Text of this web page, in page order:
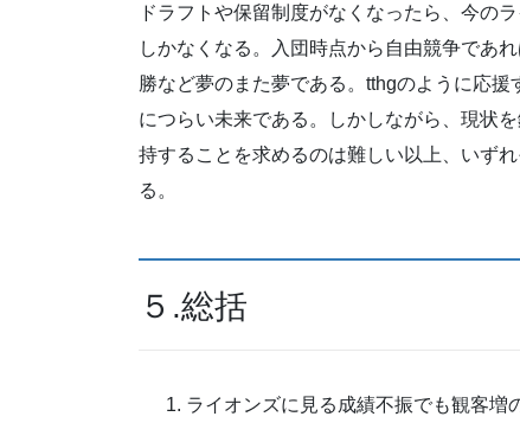
ドラフトや保留制度がなくなったら、今の
しかなくなる。入団時点から自由競争であ
勝など夢のまた夢である。tthgのように応
につらい未来である。しかしながら、現状
持することを求めるのは難しい以上、いず
る。
５.総括
ライオンズに見る成績不振でも観客増